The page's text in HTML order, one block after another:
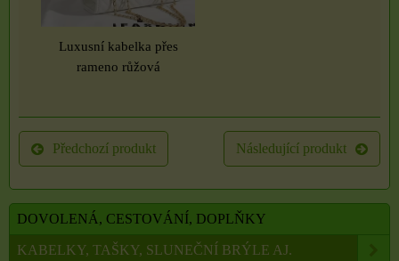
Luxusní kabelka přes
rameno růžová
Předchozí produkt Následující produkt
DOVOLENÁ, CESTOVÁNÍ, DOPLŇKY
KABELKY, TAŠKY, SLUNEČNÍ BRÝLE AJ.